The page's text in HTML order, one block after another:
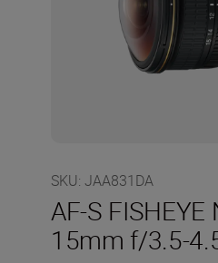
SKU: JAA831DA
AF-S FISHEYE
15mm f/3.5-